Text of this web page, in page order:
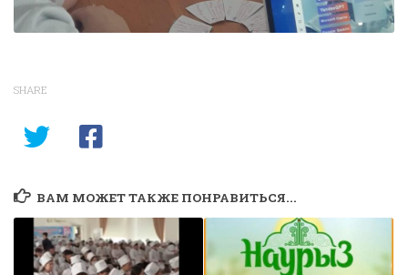
SHARE
ВАМ МОЖЕТ ТАКЖЕ ПОНРАВИТЬСЯ...